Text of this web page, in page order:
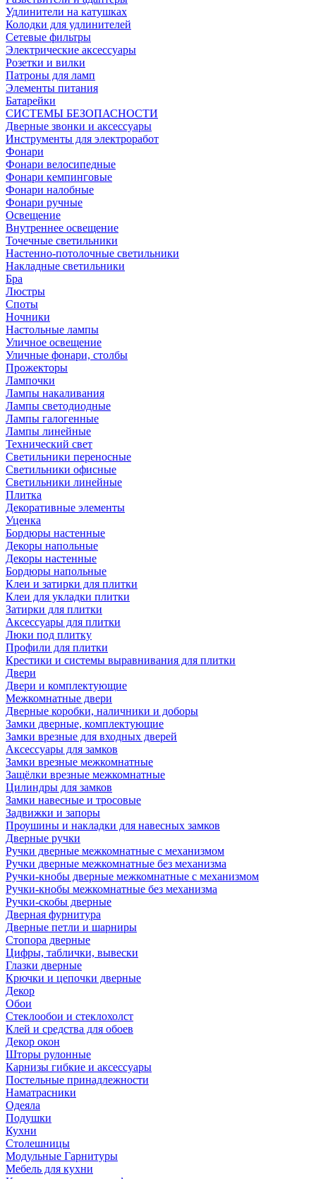
Удлинители на катушках
Колодки для удлинителей
Сетевые фильтры
Электрические аксессуары
Розетки и вилки
Патроны для ламп
Элементы питания
Батарейки
СИСТЕМЫ БЕЗОПАСНОСТИ
Дверные звонки и аксессуары
Инструменты для электроработ
Фонари
Фонари велосипедные
Фонари кемпинговые
Фонари налобные
Фонари ручные
Освещение
Внутреннее освещение
Точечные светильники
Настенно-потолочные светильники
Накладные светильники
Бра
Люстры
Споты
Ночники
Настольные лампы
Уличное освещение
Уличные фонари, столбы
Прожекторы
Лампочки
Лампы накаливания
Лампы светодиодные
Лампы галогенные
Лампы линейные
Технический свет
Светильники переносные
Светильники офисные
Светильники линейные
Плитка
Декоративные элементы
Уценка
Бордюры настенные
Декоры напольные
Декоры настенные
Бордюры напольные
Клеи и затирки для плитки
Клеи для укладки плитки
Затирки для плитки
Аксессуары для плитки
Люки под плитку
Профили для плитки
Крестики и системы выравнивания для плитки
Двери
Двери и комплектующие
Межкомнатные двери
Дверные коробки, наличники и доборы
Замки дверные, комплектующие
Замки врезные для входных дверей
Аксессуары для замков
Замки врезные межкомнатные
Защёлки врезные межкомнатные
Цилиндры для замков
Замки навесные и тросовые
Задвижки и запоры
Проушины и накладки для навесных замков
Дверные ручки
Ручки дверные межкомнатные с механизмом
Ручки дверные межкомнатные без механизма
Ручки-кнобы дверные межкомнатные с механизмом
Ручки-кнобы межкомнатные без механизма
Ручки-скобы дверные
Дверная фурнитура
Дверные петли и шарниры
Стопора дверные
Цифры, таблички, вывески
Глазки дверные
Крючки и цепочки дверные
Декор
Обои
Стеклообои и стеклохолст
Клей и средства для обоев
Декор окон
Шторы рулонные
Карнизы гибкие и аксессуары
Постельные принадлежности
Наматрасники
Одеяла
Подушки
Кухни
Столешницы
Модульные Гарнитуры
Мебель для кухни